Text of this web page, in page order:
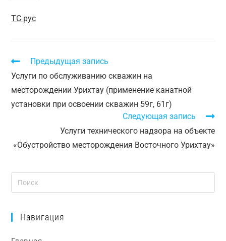
ТС рус
Предыдущая запись
Услуги по обслуживанию скважин на
месторождении Урихтау (применение канатной
установки при освоении скважин 59г, 61г)
Следующая запись
Услуги технического надзора на объекте
«Обустройство месторождения Восточного Урихтау»
Навигация